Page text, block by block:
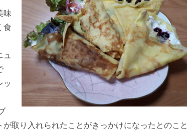
味
食
ュ
ッ
取り入れられたことがきっかけになったとのこと